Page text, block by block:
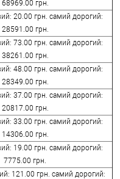
68969.00 грн.
20.00 грн. самий дорогий:
28591.00 грн.
73.00 грн. самий дорогий:
38261.00 грн.
48.00 грн. самий дорогий:
28349.00 грн.
37.00 грн. самий дорогий:
20817.00 грн.
33.00 грн. самий дорогий:
14306.00 грн.
19.00 грн. самий дорогий:
7775.00 грн.
121.00 грн. самий дорогий: